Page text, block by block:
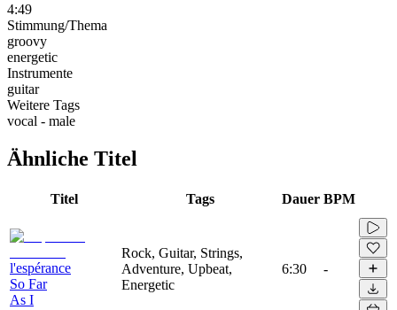
4:49
Stimmung/Thema
groovy
energetic
Instrumente
guitar
Weitere Tags
vocal - male
Ähnliche Titel
Titel Tags Dauer BPM
l'espérance
So Far
As I
Rock, Guitar, Strings,
Adventure, Upbeat,
Energetic
6:30 -